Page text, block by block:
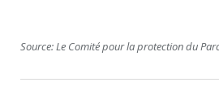
Source: Le Comité pour la protection du